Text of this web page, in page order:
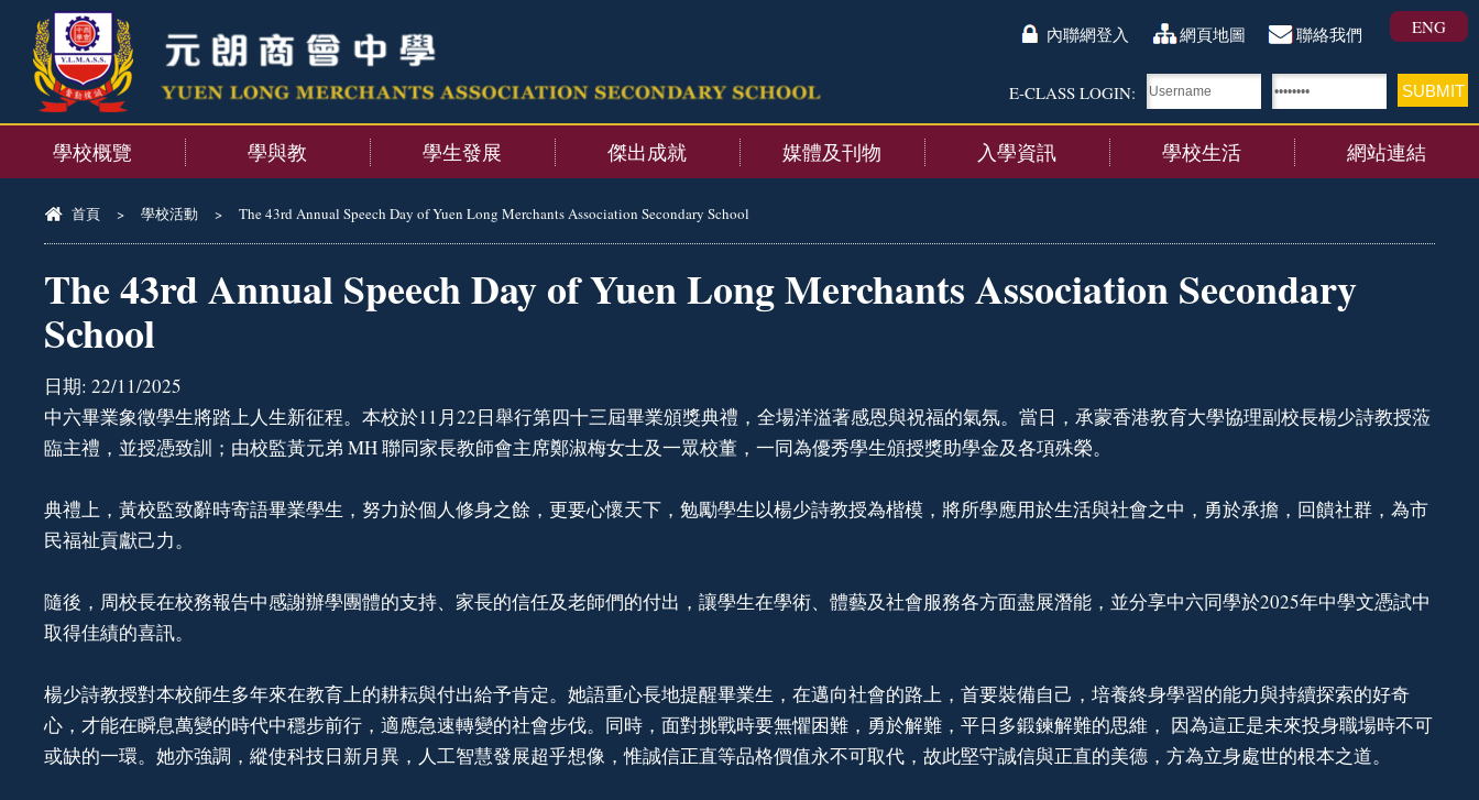
內聯網登入 網頁地圖 聯絡我們 ENG
E-CLASS LOGIN:
學校概覽 學與教 學生發展 傑出成就 媒體及刊物 入學資訊 學校生活 網站連結
首頁 > 學校活動 > The 43rd Annual Speech Day of Yuen Long Merchants Association Secondary School
The 43rd Annual Speech Day of Yuen Long Merchants Association Secondary
School
日期: 22/11/2025
中六畢業象徵學生將踏上人生新征程。本校於11月22日舉行第四十三屆畢業頒獎典禮，全場洋溢著感恩與祝福的氣氛。當日，承蒙香港教育大學協理副校長楊少詩教授蒞
臨主禮，並授憑致訓；由校監黃元弟 MH 聯同家長教師會主席鄭淑梅女士及一眾校董，一同為優秀學生頒授獎助學金及各項殊榮。
典禮上，黃校監致辭時寄語畢業學生，努力於個人修身之餘，更要心懷天下，勉勵學生以楊少詩教授為楷模，將所學應用於生活與社會之中，勇於承擔，回饋社群，為市
民福祉貢獻己力。
隨後，周校長在校務報告中感謝辦學團體的支持、家長的信任及老師們的付出，讓學生在學術、體藝及社會服務各方面盡展潛能，並分享中六同學於2025年中學文憑試中
取得佳績的喜訊。
楊少詩教授對本校師生多年來在教育上的耕耘與付出給予肯定。她語重心長地提醒畢業生，在邁向社會的路上，首要裝備自己，培養終身學習的能力與持續探索的好奇
心，才能在瞬息萬變的時代中穩步前行，適應急速轉變的社會步伐。同時，面對挑戰時要無懼困難，勇於解難，平日多鍛鍊解難的思維， 因為這正是未來投身職場時不可
或缺的一環。她亦強調，縱使科技日新月異，人工智慧發展超乎想像，惟誠信正直等品格價值永不可取代，故此堅守誠信與正直的美德，方為立身處世的根本之道。